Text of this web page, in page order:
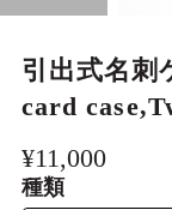
わけあ
引出式名刺
card
¥11,000
種類